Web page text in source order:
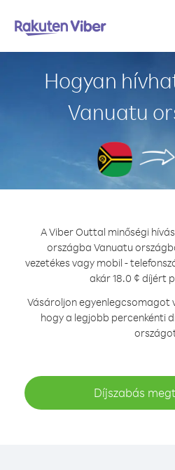
Hogyan
Vanuatu
A Viber Outtal minőségi
országba Vanuatu
vezetékes vagy mobil -
akár 18.0 ¢ díjért
Vásároljon egyenlegcsomagot
hogy a legjobb percenkénti
Díjszabás